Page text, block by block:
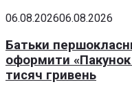
06.08.202606.08.2026
Батьки
оформити
тисяч гривень